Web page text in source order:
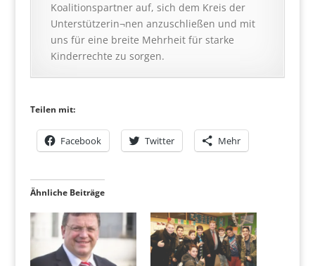
Koalitionspartner auf, sich dem Kreis der
Unterstützerin¬nen anzuschließen und mit
uns für eine breite Mehrheit für starke
Kinderrechte zu sorgen.
Teilen mit:
Facebook Twitter Mehr
Ähnliche Beiträge